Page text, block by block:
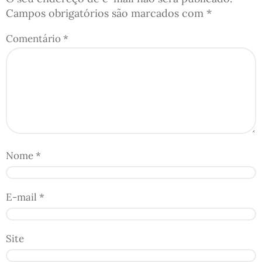
Campos obrigatórios são marcados com *
Comentário*
Nome*
E-mail *
Site